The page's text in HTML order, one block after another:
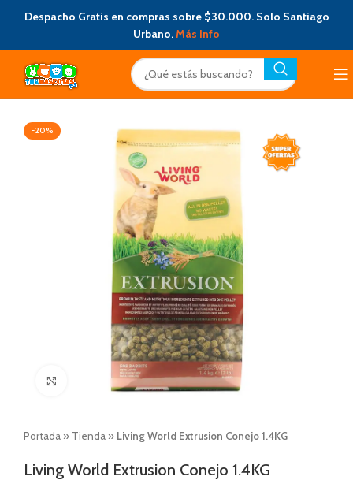
Despacho Gratis en compras sobre $30.000. Solo Santiago
Urbano.Más Info
-20%
Click to enlarge
Portada » Tienda » Living World Extrusion Conejo 1.4KG
Living World Extrusion Conejo 1.4KG